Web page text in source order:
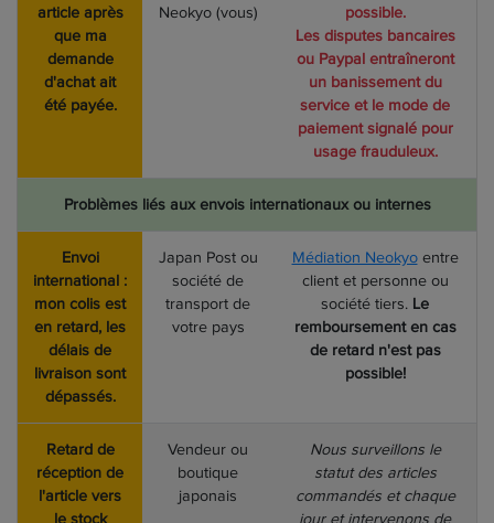
article après
que ma
demande
d'achat ait
été payée.
Neokyo (vous)
possible.
Les disputes bancaires
ou Paypal entraîneront
un banissement du
service et le mode de
paiement signalé pour
usage frauduleux.
Problèmes liés aux envois internationaux ou internes
Envoi
international :
mon colis est
en retard, les
délais de
livraison sont
dépassés.
Japan Post ou
société de
transport de
votre pays
Médiation Neokyoentre
client et personne ou
société tiers. Le
remboursement en cas
de retard n'est pas
possible!
Retard de
réception de
l'article vers
le stock
Vendeur ou
boutique
japonais
Nous surveillons le
statut des articles
commandés et chaque
jour et intervenons de